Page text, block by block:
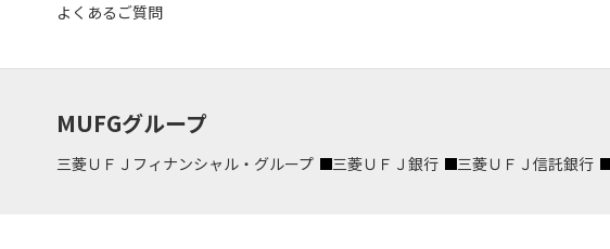
よくあるご質問
MUFGグループ
三菱ＵＦＪフィナンシャル・グループ 三菱ＵＦＪ銀行 三菱ＵＦＪ信託銀行